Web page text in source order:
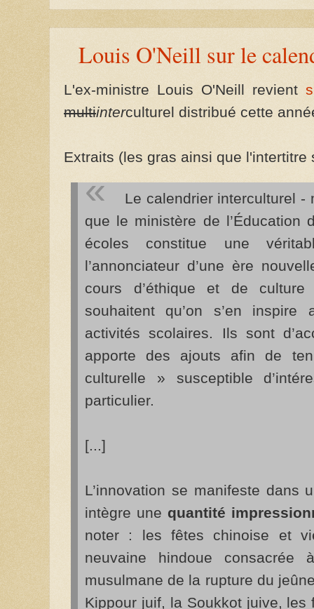
Louis O'Neill sur le
L'ex-ministre Louis O'Neill revient
multiinterculturel distribué cette
Extraits (les gras ainsi que l'intertitre
Le calendrier interculturel -
que le ministère de l’Éducation
écoles constitue une
l’annonciateur d’une ère
cours d’éthique et de culture
souhaitent qu’on s’en
activités scolaires. Ils sont
apporte des ajouts afin de
culturelle » susceptible
particulier.
[...]
L’innovation se manifeste dans
intègre une quantité
noter : les fêtes chinoise et
neuvaine hindoue
musulmane de la rupture du
Kippour juif, la Soukkot juive,